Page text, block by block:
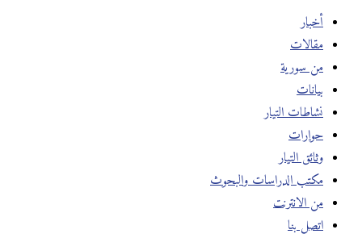
أخبار
مقالات
من سورية
بيانات
نشاطات التيار
حوارات
وثائق التيار
مكتب الدراسات والبحوث
من الانترنت
اتصل بنا